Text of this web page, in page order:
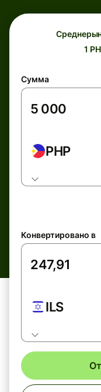
1
Сумма
PHP
Конвертировано в
ILS